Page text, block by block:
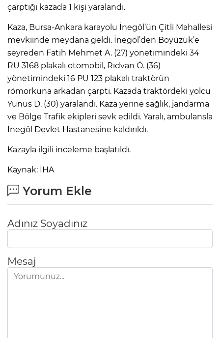
çarptığı kazada 1 kişi yaralandı.
Kaza, Bursa-Ankara karayolu İnegöl’ün Çitli Mahallesi
mevkiinde meydana geldi. İnegöl’den Boyüzük’e
seyreden Fatih Mehmet A. (27) yönetimindeki 34
RU 3168 plakalı otomobil, Rıdvan Ö. (36)
yönetimindeki 16 PU 123 plakalı traktörün
römorkuna arkadan çarptı. Kazada traktördeki yolcu
Yunus D. (30) yaralandı. Kaza yerine sağlık, jandarma
ve Bölge Trafik ekipleri sevk edildi. Yaralı, ambulansla
İnegöl Devlet Hastanesine kaldırıldı.
Kazayla ilgili inceleme başlatıldı.
Kaynak: İHA
Yorum Ekle
Adınız Soyadınız
Mesaj